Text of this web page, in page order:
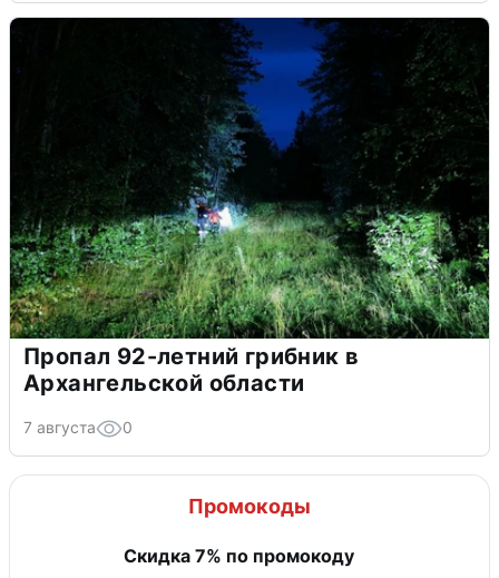
Пропал 92-летний грибник в
Архангельской области
7 августа 0
Промокоды
Скидка 7% по промокоду